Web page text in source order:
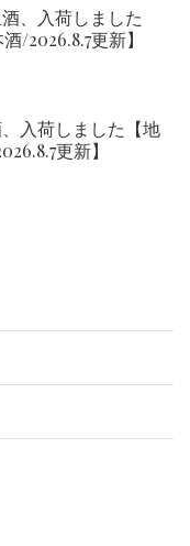
、入荷しました
/2026.8.7更新】
入荷しました【地
更新】